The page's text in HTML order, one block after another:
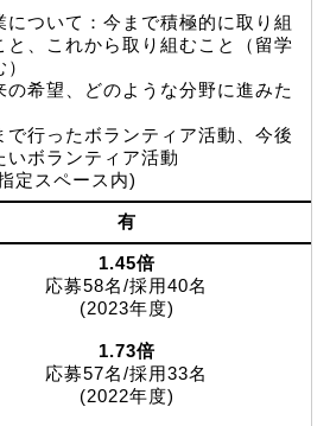
ついて：今まで積極的に取り組
と、これから取り組むこと（留学
希望、どのような分野に進みた
行ったボランティア活動、今後
いボランティア活動
定スペース内)
有
1.45倍
応募58名/採用40名
(2023年度)
1.73倍
応募57名/採用33名
(2022年度)